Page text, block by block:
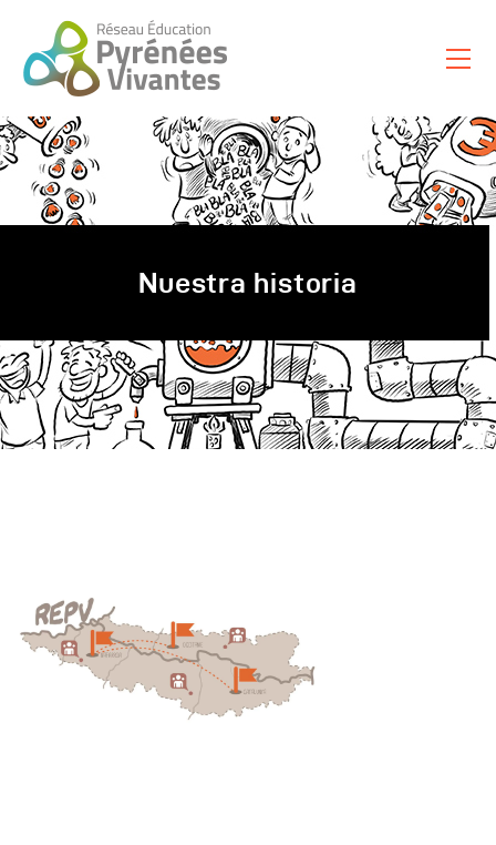
Nuestra historia
Nuestras Misiones
En Acción
Al Servicio De Los Demás
Tienda
Sobre Nosotros
Français
Español